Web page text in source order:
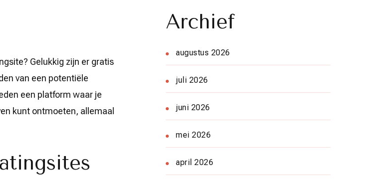
Gelukkig zijn er gratis
van een potentiële
een platform waar je
kunt ontmoeten, allemaal
Archief
augustus 2026
juli 2026
juni 2026
mei 2026
april 2026